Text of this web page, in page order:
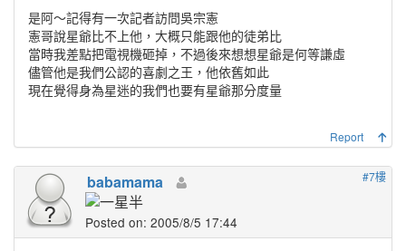
是阿～記得有一次記者訪問吳宗憲
憲哥說星爺比不上他，大概只能跟他的徒弟比
當時我差點把電視機砸掉，不過後來想想星爺是何等謙虛
儘管他是我們公認的喜劇之王，他依舊如此
現在覺得身為星迷的我們也要有星爺那分度量
Report
#7樓
babamama
Posted on: 2005/8/5 17:44